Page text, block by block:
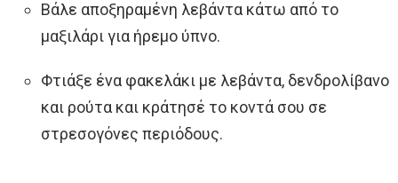
Βάλε αποξηραμένη λεβάντα κάτω από το
μαξιλάρι για ήρεμο ύπνο.
Φτιάξε ένα φακελάκι με λεβάντα, δενδρολίβανο
και ρούτα και κράτησέ το κοντά σου σε
στρεσογόνες περιόδους.